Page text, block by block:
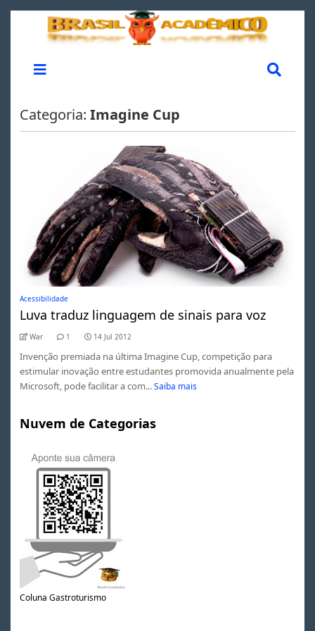
Categoria: Imagine Cup
Acessibilidade
Luva traduz linguagem de sinais para voz
War 1 14 Jul 2012
Invenção premiada na última Imagine Cup, competição para
estimular inovação entre estudantes promovida anualmente pela
Microsoft, pode facilitar a com... Saiba mais
Nuvem de Categorias
Coluna Gastroturismo